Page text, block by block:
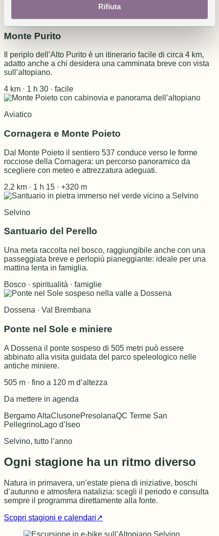
Rifiuta
Selvino
Monte Purito
Il periplo dell’Alto Purito è un itinerario facile di circa 4 km,
adatto anche a chi desidera una camminata breve con vista
sull’altopiano.
4 km · 1 h 30 · facile
Aviatico
Cornagera e Monte Poieto
Dal Monte Poieto il sentiero 537 conduce verso le forme
rocciose della Cornagera: un percorso panoramico da
scegliere con meteo e attrezzatura adeguati.
2,2 km · 1 h 15 · +320 m
Selvino
Santuario del Perello
Una meta raccolta nel bosco, raggiungibile anche con una
passeggiata breve e perlopiù pianeggiante: ideale per una
mattina lenta in famiglia.
Bosco · spiritualità · famiglie
Dossena · Val Brembana
Ponte nel Sole e miniere
A Dossena il ponte sospeso di 505 metri può essere
abbinato alla visita guidata del parco speleologico nelle
antiche miniere.
505 m · fino a 120 m d’altezza
Da mettere in agenda
Bergamo AltaClusonePresolanaQC Terme San
PellegrinoLago d’Iseo
Selvino, tutto l’anno
Ogni stagione ha un ritmo diverso
Natura in primavera, un’estate piena di iniziative, boschi
d’autunno e atmosfera natalizia: scegli il periodo e consulta
sempre il programma direttamente alla fonte.
Scopri stagioni e calendari↗